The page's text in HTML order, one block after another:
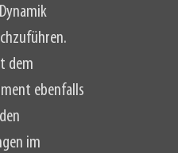
dem
ebenfalls
im